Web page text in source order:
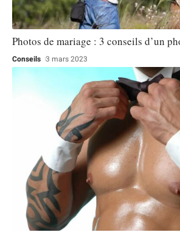
Photos de mariage : 3 conseils d’un
Conseils 3 mars 2023